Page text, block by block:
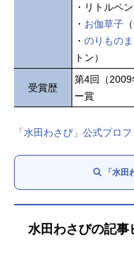
・リトルペ
・ お伽草子
・ のりもの
トン）
受賞歴
第4回（2009
ー賞
「水田わさび」公式プロ
「水
水田わさびの記事